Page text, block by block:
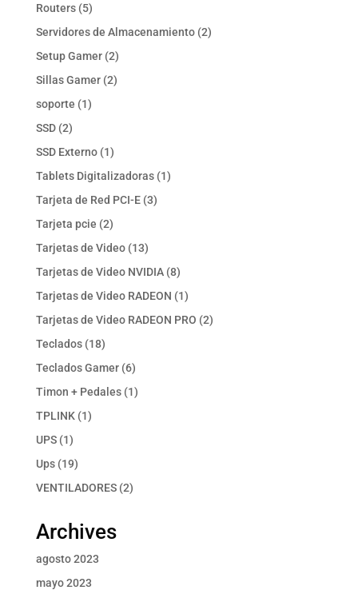
Routers 55
productos
Servidores de Almacenamiento 22
Setup Gamer 22
productos
Sillas Gamer 22
soporte 11
SSD 22
productos
SSD Externo 11
producto
Tablets Digitalizadoras 11
Tarjeta de Red PCI-E 33
Tarjeta pcie 22
productos
Tarjetas de Video 1313
productos
Tarjetas de Video NVIDIA 88
productos
Tarjetas de Video RADEON 11
producto
Tarjetas de Video RADEON PRO 22
Teclados 1818
productos
Teclados Gamer 66
productos
Timon + Pedales 11
TPLINK 11
UPS 11
producto
Ups 1919
productos
VENTILADORES 22
Archives
agosto 2023
mayo 2023